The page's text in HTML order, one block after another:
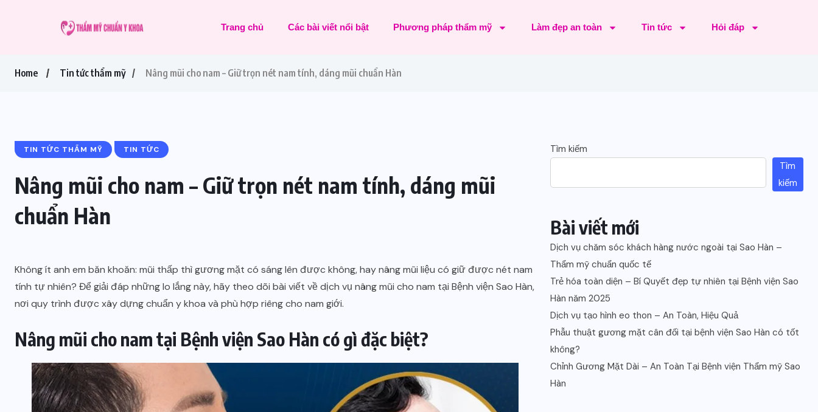
Trang chủ Các bài viết nổi bật Phương pháp thẩm mỹ Làm đẹp an toàn Tin tức Hỏi đáp
Home Tin tức thẩm mỹ Nâng mũi cho nam – Giữ trọn nét nam tính, dáng mũi chuẩn Hàn
TIN TỨC THẨM MỸ TIN TỨC
Nâng mũi cho nam – Giữ trọn nét nam tính, dáng mũi
chuẩn Hàn
Không ít anh em băn khoăn: mũi thấp thì gương mặt có sáng lên được không, hay nâng mũi liệu có giữ được nét nam
tính tự nhiên? Để giải đáp những lo lắng này, hãy theo dõi bài viết về dịch vụ nâng mũi cho nam tại Bệnh viện Sao Hàn,
nơi quy trình được xây dựng chuẩn y khoa và phù hợp riêng cho nam giới.
Nâng mũi cho nam tại Bệnh viện Sao Hàn có gì đặc biệt?
Tìm kiếm
Tìm
kiếm
Bài viết mới
Dịch vụ chăm sóc khách hàng nước ngoài tại Sao Hàn –
Thẩm mỹ chuẩn quốc tế
Trẻ hóa toàn diện – Bí Quyết đẹp tự nhiên tại Bệnh viện Sao
Hàn năm 2025
Dịch vụ tạo hình eo thon – An Toàn, Hiệu Quả
Phẫu thuật gương mặt cân đối tại bệnh viện Sao Hàn có tốt
không?
Chỉnh Gương Mặt Dài – An Toàn Tại Bệnh viện Thẩm mỹ Sao
Hàn